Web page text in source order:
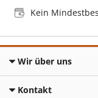
Kein
Wir über uns
Kontakt